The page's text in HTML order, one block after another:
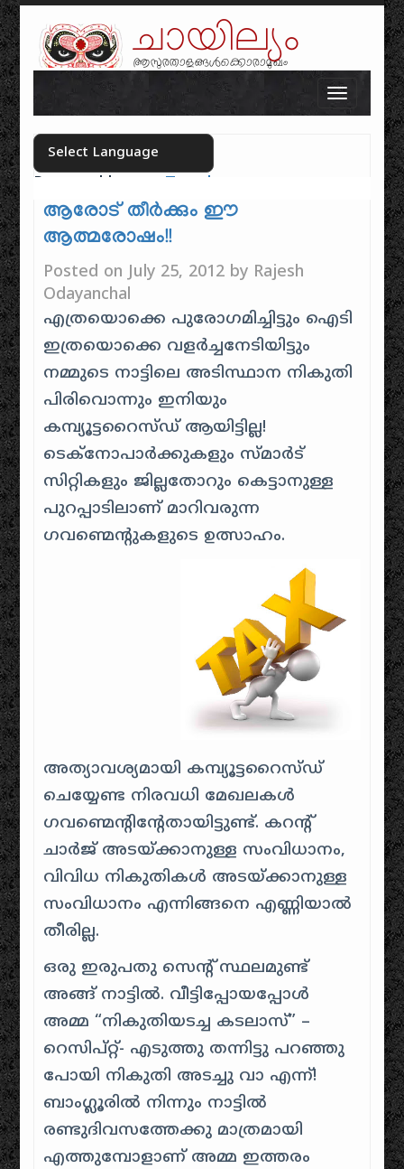
ചായില്യം
ആസുരതാളങ്ങൾക്കൊരാമുഖം
Skip to content
Toggle
Powered by Translate
ആരോട് തീർക്കും ഈ
ആത്മരോഷം!!
Posted on July 25, 2012 by Rajesh
Odayanchal
എത്രയൊക്കെ പുരോഗമിച്ചിട്ടും ഐടി
ഇത്രയൊക്കെ വളർച്ചനേടിയിട്ടും
നമ്മുടെ നാട്ടിലെ അടിസ്ഥാന നികുതി
പിരിവൊന്നും ഇനിയും
കമ്പ്യൂട്ടറൈസ്‌ഡ് ആയിട്ടില്ല!
ടെക്നോപാർക്കുകളും സ്മാർട്
സിറ്റികളും ജില്ലതോറും കെട്ടാനുള്ള
പുറപ്പാടിലാണ് മാറിവരുന്ന
ഗവണ്മെന്റുകളുടെ ഉത്സാഹം.
അത്യാവശ്യമായി കമ്പ്യൂട്ടറൈസ്ഡ്
ചെയ്യേണ്ട നിരവധി മേഖലകൾ
ഗവണ്മെന്റിന്റേതായിട്ടുണ്ട്. കറന്റ്
ചാർജ് അടയ്ക്കാനുള്ള സംവിധാനം,
വിവിധ നികുതികൾ അടയ്ക്കാനുള്ള
സംവിധാനം എന്നിങ്ങനെ എണ്ണിയാൽ
തീരില്ല.
ഒരു ഇരുപതു സെന്റ് സ്ഥലമുണ്ട്
അങ്ങ് നാട്ടിൽ. വീട്ടിപ്പോയപ്പോൾ
അമ്മ “നികുതിയടച്ച കടലാസ്” –
റെസിപ്റ്റ്- എടുത്തു തന്നിട്ടു പറഞ്ഞു
പോയി നികുതി അടച്ചു വാ എന്ന്!
ബാംഗ്ലൂരിൽ നിന്നും നാട്ടിൽ
രണ്ടുദിവസത്തേക്കു മാത്രമായി
എത്തുമ്പോളാണ് അമ്മ ഇത്തരം